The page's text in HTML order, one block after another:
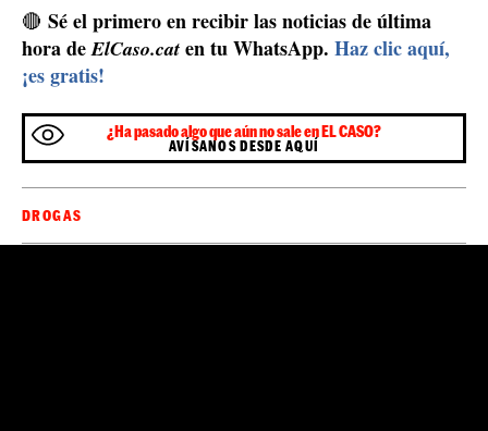
🔴 Sé el primero en recibir las noticias de última
hora deElCaso.cat en tu WhatsApp. Haz clic aquí,
¡es gratis!
¿Ha pasado algo que aún no sale en EL CASO?
AVÍSANOS DESDE AQUÍ
DROGAS